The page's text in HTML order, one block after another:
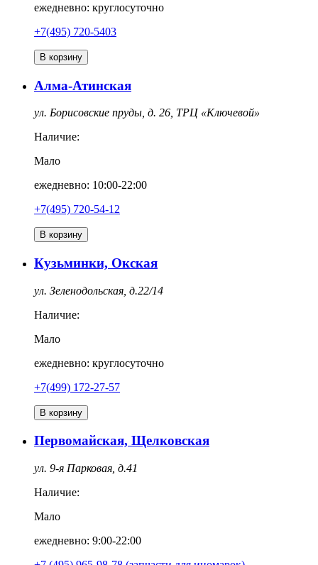
ежедневно: круглосуточно
+7(495) 720-5403
В корзину
Алма-Атинская
ул. Борисовские пруды, д. 26, ТРЦ «Ключевой»
Наличие:
Мало
ежедневно: 10:00-22:00
+7(495) 720-54-12
В корзину
Кузьминки, Окская
ул. Зеленодольская, д.22/14
Наличие:
Мало
ежедневно: круглосуточно
+7(499) 172-27-57
В корзину
Первомайская, Щелковская
ул. 9-я Парковая, д.41
Наличие:
Мало
ежедневно: 9:00-22:00